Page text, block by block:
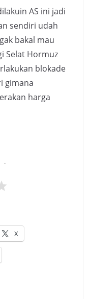
AS ini jadi
sendiri udah
bakal mau
Selat Hormuz
blokade
gimana
harga
X